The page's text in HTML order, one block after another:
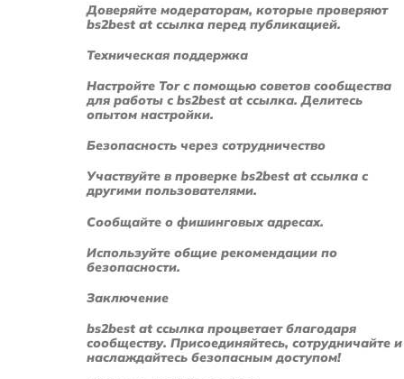
Доверяйте модераторам, которые проверяют
bs2best at ссылка перед публикацией.
Техническая поддержка
Настройте Tor с помощью советов сообщества
для работы с bs2best at ссылка. Делитесь
опытом настройки.
Безопасность через сотрудничество
Участвуйте в проверке bs2best at ссылка с
другими пользователями.
Сообщайте о фишинговых адресах.
Используйте общие рекомендации по
безопасности.
Заключение
bs2best at ссылка процветает благодаря
сообществу. Присоединяйтесь, сотрудничайте и
наслаждайтесь безопасным доступом!